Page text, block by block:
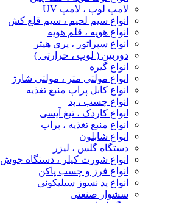
لامپ لوپ ، لامپ UV
انواع سیم لحیم ، سیم قلع کش
انواع هویه ، قلم هویه
انواع سپراتور ، پری هیتر
دوربین ( لوپ ، حرارتی )
انواع گیره
انواع مولتی متر ، مولتی شارژ
انواع کابل پراپ منبع تغذیه
انواع چسب ، پد
انواع کاردک ، تیغ آیسی
انواع منبع تغذیه ، پراب
انواع شابلون
دستگاه گلس ، لیزر
انواع شورت کیلر ، دستگاه جوش
انواع فرز و چسب پاکن
انواع پد نسوز سیلیکونی
سشوار صنعتی